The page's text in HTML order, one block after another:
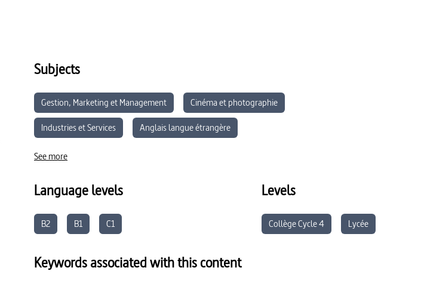
Subjects
Gestion, Marketing et Management
Cinéma et photographie
Industries et Services
Anglais langue étrangère
Parcours d’éducation artistique et culturelle
See more
Language levels
B2 B1 C1
Levels
Collège Cycle 4 Lycée
Keywords associated with this content